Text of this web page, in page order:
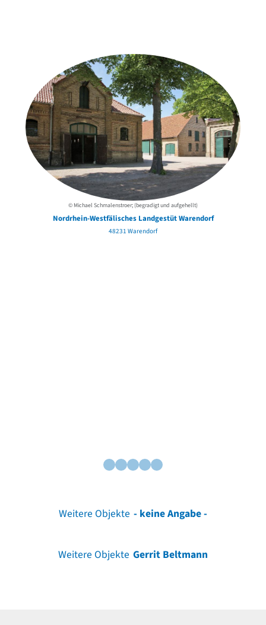
© Michael Schmalenstroer; (begradigt und aufgehellt)
Nordrhein-Westfälisches Landgestüt Warendorf
48231 Warendorf
Weitere Objekte - keine Angabe -
Weitere Objekte Gerrit Beltmann